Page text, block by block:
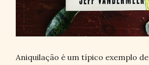
Aniquilação é um típico exemplo de